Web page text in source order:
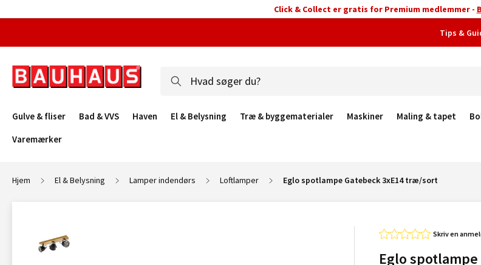
Click & Collect er gratis for Premium medlemmer -
Tips &
Gulve & fliser Bad & VVS Haven El & Belysning Træ & byggematerialer Maskiner Maling & tapet
Varemærker
Hjem El & Belysning Lamper indendørs Loftlamper Eglo spotlampe Gatebeck 3xE14 træ/sort
Skriv en
Eglo